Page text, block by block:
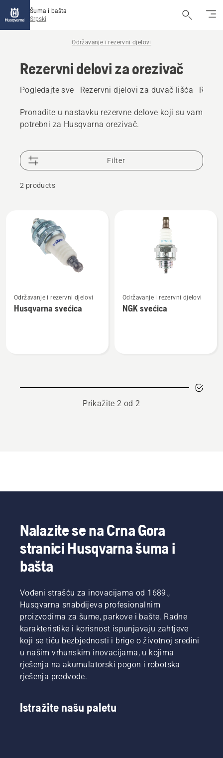
Šuma i bašta
Srpski
Održavanje i rezervni djelovi
Rezervni delovi za orezivač
Pogledajte sve Rezervni djelovi za duvač lišća
Pronađite u nastavku rezervne delove koji su vam
potrebni za Husqvarna orezivač.
Filter
2 products
products
više
detalja
Održavanje i rezervni djelovi
Husqvarna svećica
više
detalja
Održavanje i rezervni djelovi
NGK svećica
Prikažite 2 od 2
Nalazite se na Crna Gora
stranici Husqvarna šuma i
bašta
Vođeni strašću za inovacijama od 1689.,
Husqvarna snabdijeva profesionalnim
proizvodima za šume, parkove i bašte. Radne
karakteristike i korisnost ispunjavaju zahtjeve
koji se tiču bezbjednosti i brige o životnoj sredini
u našim vrhunskim inovacijama, u kojima
rješenja na akumulatorski pogon i robotska
rješenja predvode.
Istražite našu paletu